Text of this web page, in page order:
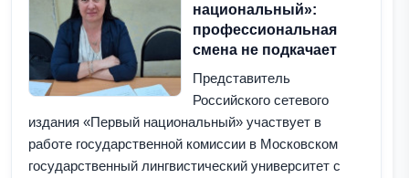
национальный»:
профессиональная
смена не подкачает
Представитель
Российского сетевого
издания «Первый национальный» участвует в
работе государственной комиссии в Московском
государственный лингвистический университет с